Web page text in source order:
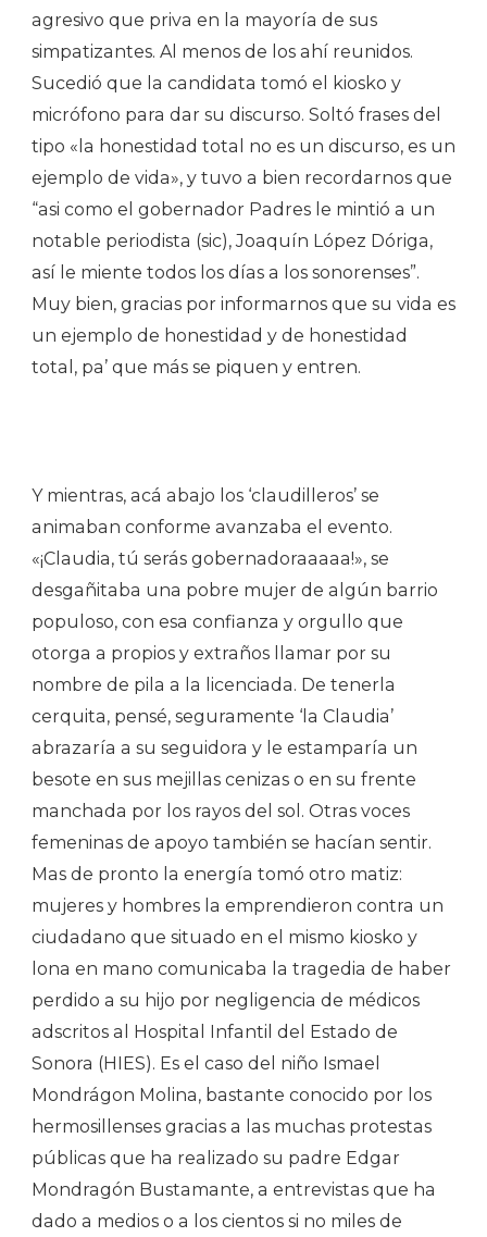
agresivo que priva en la mayoría de sus
simpatizantes. Al menos de los ahí reunidos.
Sucedió que la candidata tomó el kiosko y
micrófono para dar su discurso. Soltó frases del
tipo «la honestidad total no es un discurso, es un
ejemplo de vida», y tuvo a bien recordarnos que
“asi como el gobernador Padres le mintió a un
notable periodista (sic), Joaquín López Dóriga,
así le miente todos los días a los sonorenses”.
Muy bien, gracias por informarnos que su vida es
un ejemplo de honestidad y de honestidad
total, pa’ que más se piquen y entren.
Y mientras, acá abajo los ‘claudilleros’ se
animaban conforme avanzaba el evento.
«¡Claudia, tú serás gobernadoraaaaa!», se
desgañitaba una pobre mujer de algún barrio
populoso, con esa confianza y orgullo que
otorga a propios y extraños llamar por su
nombre de pila a la licenciada. De tenerla
cerquita, pensé, seguramente ‘la Claudia’
abrazaría a su seguidora y le estamparía un
besote en sus mejillas cenizas o en su frente
manchada por los rayos del sol. Otras voces
femeninas de apoyo también se hacían sentir.
Mas de pronto la energía tomó otro matiz:
mujeres y hombres la emprendieron contra un
ciudadano que situado en el mismo kiosko y
lona en mano comunicaba la tragedia de haber
perdido a su hijo por negligencia de médicos
adscritos al Hospital Infantil del Estado de
Sonora (HIES). Es el caso del niño Ismael
Mondrágon Molina, bastante conocido por los
hermosillenses gracias a las muchas protestas
públicas que ha realizado su padre Edgar
Mondragón Bustamante, a entrevistas que ha
dado a medios o a los cientos si no miles de